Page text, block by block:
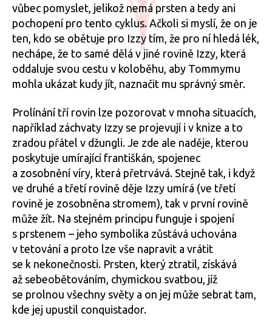
vůbec pomyslet, jelikož nemá prsten a tedy ani
pochopení pro tento cyklus. Ačkoli si myslí, že on je
ten, kdo se obětuje pro Izzy tím, že pro ní hledá lék,
nechápe, že to samé dělá v jiné rovině Izzy, která
oddaluje svou cestu v koloběhu, aby Tommymu
mohla ukázat kudy jít, naznačit mu správný směr.
Prolínání tří rovin lze pozorovat v mnoha situacích,
například záchvaty Izzy se projevují i v knize a to
zradou přátel v džungli. Je zde ale naděje, kterou
poskytuje umírající františkán, spojenec
a zosobnění víry, která přetrvává. Stejně tak, i když
ve druhé a třetí rovině děje Izzy umírá (ve třetí
rovině je zosobněna stromem), tak v první rovině
může žít. Na stejném principu funguje i spojení
s prstenem – jeho symbolika zůstává uchována
v tetování a proto lze vše napravit a vrátit
se k nekonečnosti. Prsten, který ztratil, získává
až sebeobětováním, chymickou svatbou, jíž
se prolnou všechny světy a on jej může sebrat tam,
kde jej upustil conquistador.